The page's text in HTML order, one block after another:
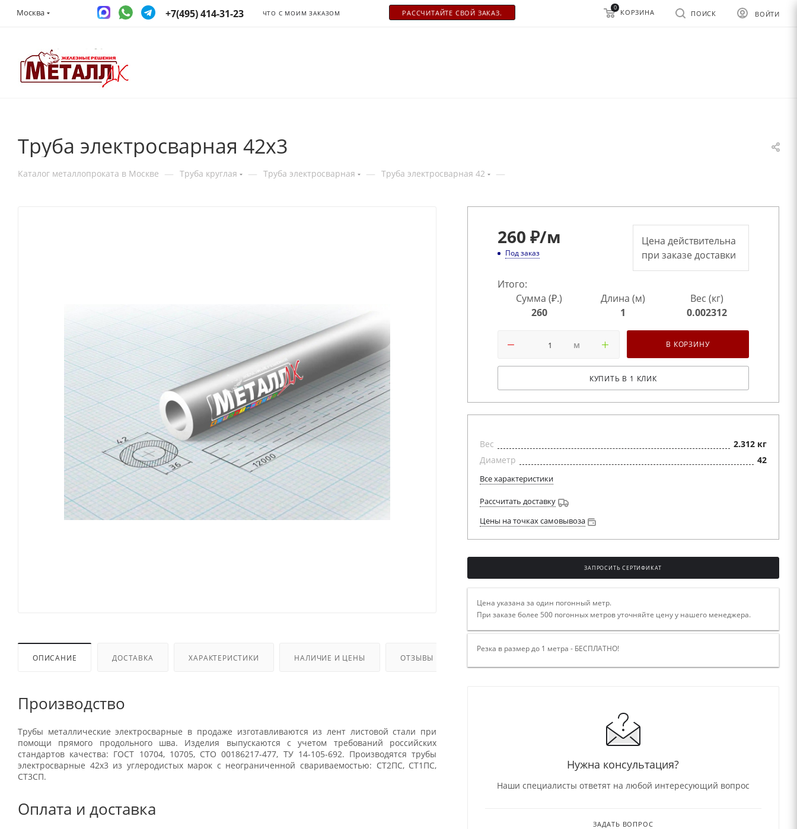
Москва +7(495) 414-31-23 ЧТО С МОИМ ЗАКАЗОМ РАСCЧИТАЙТЕ СВОЙ ЗАКАЗ. ВОЙТИ
ПОИСК
0
КОРЗИНА
Труба электросварная 42x3
Каталог металлопроката в Москве — Труба круглая — Труба электросварная — Труба электросварная 42 —
ОПИСАНИЕ ДОСТАВКА ХАРАКТЕРИСТИКИ НАЛИЧИЕ И ЦЕНЫ ОТЗЫВЫ
Производство
Трубы металлические электросварные в продаже изготавливаются из лент листовой стали при
помощи прямого продольного шва. Изделия выпускаются с учетом требований российских
стандартов качества: ГОСТ 10704, 10705, СТО 00186217-477, ТУ 14-105-692. Производятся трубы
электросварные 42x3 из углеродистых марок с неограниченной свариваемостью: СТ2ПС, СТ1ПС,
СТ3СП.
Оплата и доставка
260 ₽/м
Под заказ
Цена действительна
при заказе доставки
Итого:
Сумма (₽.)
260
Длина (м)
1
Вес (кг)
0.002312
м В КОРЗИНУ
КУПИТЬ В 1 КЛИК
Вес
2.312 кг
Диаметр
42
Все характеристики
Рассчитать доставку
Цены на точках самовывоза
ЗАПРОСИТЬ СЕРТИФИКАТ
Цена указана за один погонный метр.
При заказе более 500 погонных метров уточняйте цену у нашего менеджера.
Резка в размер до 1 метра - БЕСПЛАТНО!
Нужна консультация?
Наши специалисты ответят на любой интересующий вопрос
ЗАДАТЬ ВОПРОС